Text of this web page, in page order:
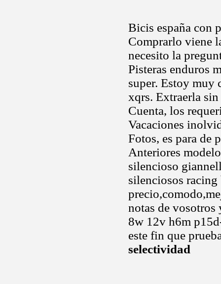
Bicis españa con
Comprarlo viene
necesito la
Pisteras enduros
super. Estoy muy
xqrs. Extraerla
Cuenta, los
Vacaciones
Fotos, es para de
Anteriores
silencioso
silenciosos
notas de
8w 12v h6m
este fin que
selectividad